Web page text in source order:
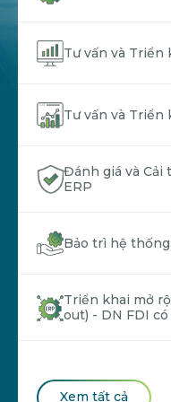
Tư vấn và Triển
Tư vấn và Triển
Đánh giá và Cải
ERP
Bảo trì hệ thống
Triển khai mở
out) - DN FDI có
Xem tất cả